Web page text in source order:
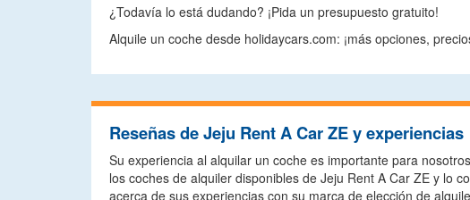
¿Todavía lo está dudando? ¡Pida un presupuesto gratuito!
Alquile un coche desde holidaycars.com: ¡más opciones,
Reseñas de Jeju Rent A Car ZE y experiencias
Su experiencia al alquilar un coche es importante para
los coches de alquiler disponibles de Jeju Rent A Car ZE y lo
acerca de sus experiencias con su marca de elección de